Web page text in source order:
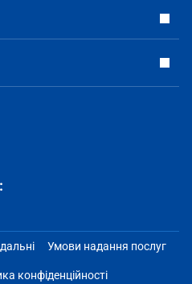
Умови надання послуг
конфіденційності